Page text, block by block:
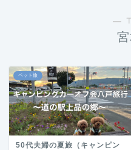
―
ペット旅
50代夫婦の夏旅（キャンピン